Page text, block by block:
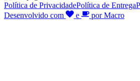
Política de PrivacidadePolítica de Entrega
Desenvolvido com
e por Macro